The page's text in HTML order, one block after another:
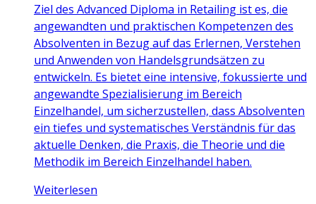
Ziel des Advanced Diploma in Retailing ist es, die
angewandten und praktischen Kompetenzen des
Absolventen in Bezug auf das Erlernen, Verstehen
und Anwenden von Handelsgrundsätzen zu
entwickeln. Es bietet eine intensive, fokussierte und
angewandte Spezialisierung im Bereich
Einzelhandel, um sicherzustellen, dass Absolventen
ein tiefes und systematisches Verständnis für das
aktuelle Denken, die Praxis, die Theorie und die
Methodik im Bereich Einzelhandel haben.
Weiterlesen